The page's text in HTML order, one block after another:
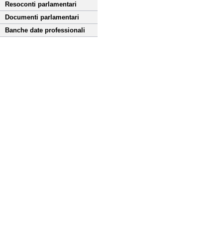
Resoconti parlamentari
Documenti parlamentari
Banche date professionali